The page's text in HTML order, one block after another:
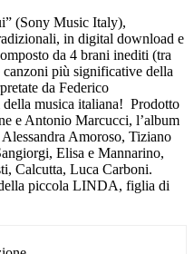
(Sony Music Italy),
in digital download e
da 4 brani inediti (tra
più significative della
da Federico
musica italiana! Prodotto
e Antonio Marcucci, l’album
Amoroso, Tiziano
Elisa e Mannarino,
Calcutta, Luca Carboni.
della piccola LINDA, figlia di